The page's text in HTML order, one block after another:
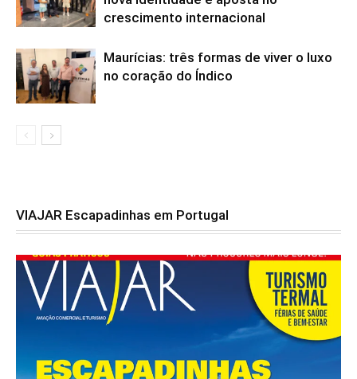
crescimento internacional
Maurícias: três formas de viver o luxo
no coração do Índico
VIAJAR Escapadinhas em Portugal